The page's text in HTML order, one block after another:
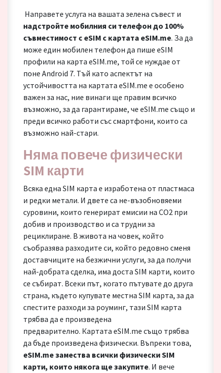
Направете услуга на вашата зелена съвест и
надстройте мобилния си телефон до 100%
съвместимост с eSIM с картата eSIM.me. За да
може един мобилен телефон да пише eSIM
профили на карта eSIM.me, той се нуждае от
поне Android 7. Тъй като аспектът на
устойчивостта на картата eSIM.me е особено
важен за нас, ние винаги ще правим всичко
възможно, за да гарантираме, че eSIM.me също и
преди всичко работи със смартфони, които са
възможно най-стари.
Няма повече физически
SIM карти
Всяка една SIM карта е изработена от пластмаса
и редки метали. И двете са не-възобновяеми
суровини, които генерират емисии на CO2 при
добив и производство и са трудни за
рециклиране. В живота на човек, който
съобразява разходите си, който редовно сменя
доставчиците на безжични услуги, за да получи
най-добрата сделка, има доста SIM карти, които
се събират. Всеки път, когато пътувате до друга
страна, където купувате местна SIM карта, за да
спестите разходи за роуминг, тази SIM карта
трябва да е произведена
предварително. Картата eSIM.me също трябва
да бъде произведена физически. Въпреки това,
eSIM.me замества всички физически SIM
карти, които някога ще закупите. И вече